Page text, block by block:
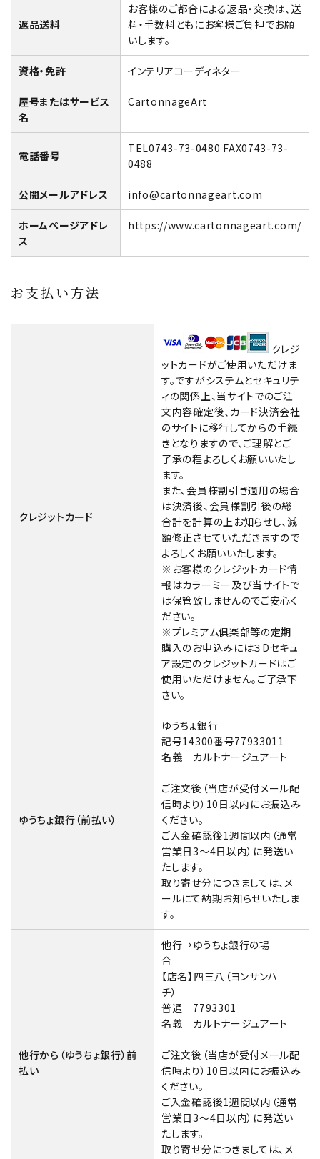
返品送料
お客様のご都合による返品・交換は、送
料・手数料ともにお客様ご負担でお願
いします。
資格・免許 インテリアコーディネター
屋号またはサービス
名
CartonnageArt
電話番号
TEL0743-73-0480 FAX0743-73-
0488
公開メールアドレス info@cartonnageart.com
ホームページアドレ
ス
https://www.cartonnageart.com/
お支払い方法
クレジットカード
クレジ
ットカードがご使用いただけま
す。ですがシステムとセキュリテ
ィの関係上、当サイトでのご注
文内容確定後、カード決済会社
のサイトに移行してからの手続
きとなりますので、ご理解とご
了承の程よろしくお願いいたし
ます。
また、会員様割引き適用の場合
は決済後、会員様割引後の総
合計を計算の上お知らせし、減
額修正させていただきますので
よろしくお願いいたします。
※お客様のクレジットカード情
報はカラーミー及び当サイトで
は保管致しませんのでご安心く
ださい。
※プレミアム俱楽部等の定期
購入のお申込みには３Dセキュ
ア設定のクレジットカードはご
使用いただけません。ご了承下
さい。
ゆうちょ銀行（前払い）
ゆうちょ銀行
記号14300番号77933011
名義 カルトナージュアート
ご注文後（当店が受付メール配
信時より）10日以内にお振込み
ください。
ご入金確認後1週間以内（通常
営業日3～4日以内）に発送い
たします。
取り寄せ分につきましては、メ
ールにて納期お知らせいたしま
す。
他行から（ゆうちょ銀行）前
払い
他行→ゆうちょ銀行の場
合
【店名】四三八（ヨンサンハ
チ）
普通 7793301
名義 カルトナージュアート
ご注文後（当店が受付メール配
信時より）10日以内にお振込み
ください。
ご入金確認後1週間以内（通常
営業日3～4日以内）に発送い
たします。
取り寄せ分につきましては、メ